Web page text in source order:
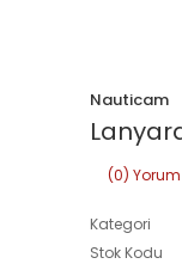
Nauticam
(0) Yorum
Kategori
Stok Kodu